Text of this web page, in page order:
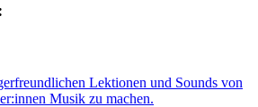
Lektionen und Sounds von
Musik zu machen.